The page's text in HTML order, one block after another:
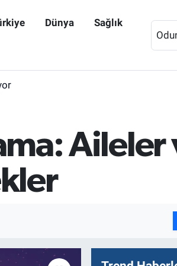
Dünya Sağlık
Aileler